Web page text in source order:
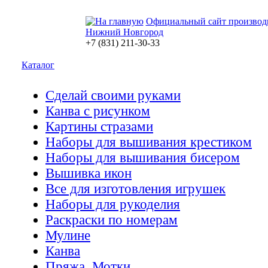
Официальный сайт
Нижний Новгород
+7 (831) 211-30-33
Каталог
Сделай своими руками
Канва с рисунком
Картины стразами
Наборы для вышивания крестиком
Наборы для вышивания бисером
Вышивка икон
Все для изготовления игрушек
Наборы для рукоделия
Раскраски по номерам
Мулине
Канва